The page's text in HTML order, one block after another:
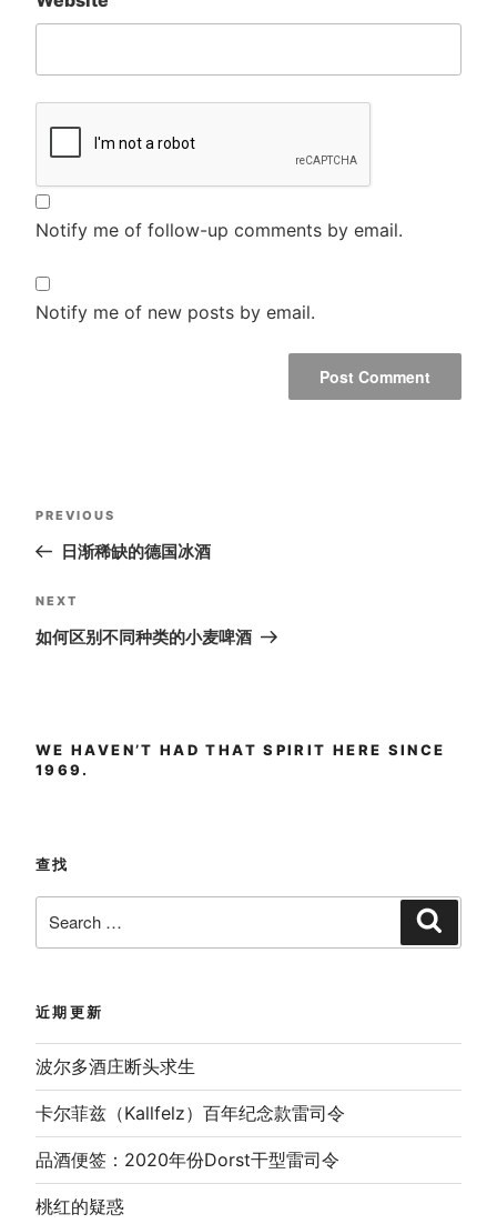
Notify me of follow-up comments by email.
Notify me of new posts by email.
Post
navigation
Previous
Post
PREVIOUS
日渐稀缺的德国冰酒
Next
Post
NEXT
如何区别不同种类的小麦啤酒
WE HAVEN’T HAD THAT SPIRIT HERE SINCE
1969.
查找
for:
近期更新
波尔多酒庄断头求生
卡尔菲兹（Kallfelz）百年纪念款雷司令
品酒便签：2020年份Dorst干型雷司令
桃红的疑惑